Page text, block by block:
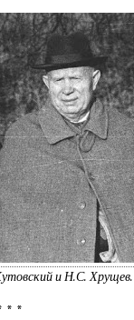
и Н.С. Хрущев.
* *